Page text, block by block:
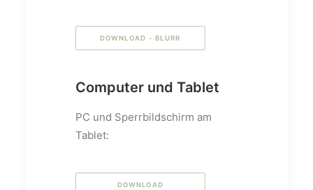
DOWNLOAD - BLURR
Computer und Tablet
PC und Sperrbildschirm am
Tablet:
DOWNLOAD